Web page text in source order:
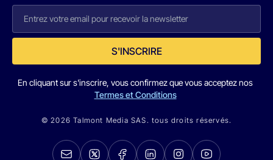
S'INSCRIRE
En cliquant sur s'inscrire, vous confirmez que vous acceptez nos
Termes et Conditions
© 2026 Talmont Media SAS. tous droits réservés.